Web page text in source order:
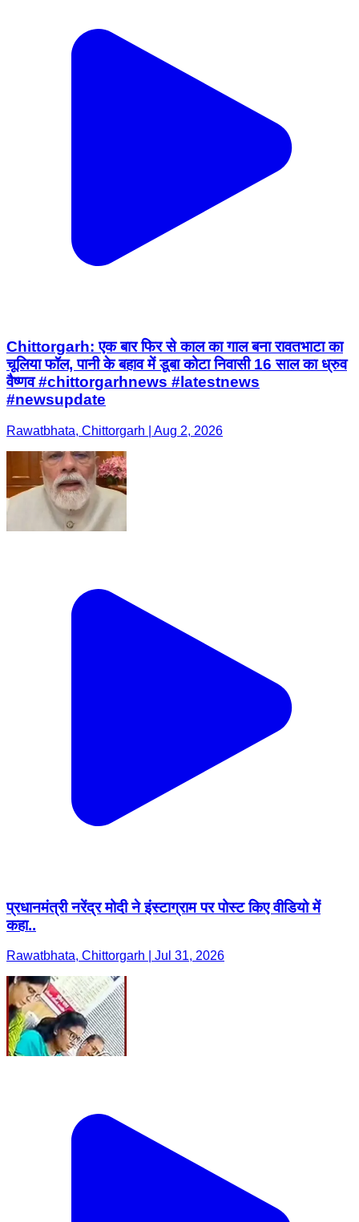
Chittorgarh: एक बार फिर से काल का गाल बना रावतभाटा का
चूलिया फॉल, पानी के बहाव में डूबा कोटा निवासी 16 साल का ध्रुव
वैष्णव #chittorgarhnews #latestnews
#newsupdate
Rawatbhata, Chittorgarh | Aug 2, 2026
प्रधानमंत्री नरेंद्र मोदी ने इंस्टाग्राम पर पोस्ट किए वीडियो में
कहा..
Rawatbhata, Chittorgarh | Jul 31, 2026